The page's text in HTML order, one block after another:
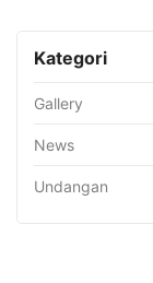
Kategori
Gallery
News
Undangan